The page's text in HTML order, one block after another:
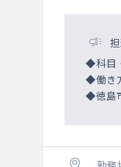
◆科目
◆働き
◆徳島